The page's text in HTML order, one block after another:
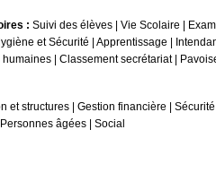
: Suivi des élèves Vie Scolaire
et Sécurité Apprentissage
humaines
Classement secrétariat|
et structures Gestion financière
Personnes âgées Social